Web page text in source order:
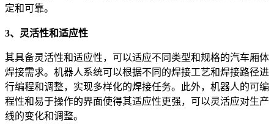
定和可靠。
3、灵活性和适应性
其具备灵活性和适应性，可以适应不同类型和规格的汽车厢体
焊接需求。机器人系统可以根据不同的焊接工艺和焊接路径进
行编程和调整，实现多样化的焊接任务。此外，机器人的可编
程性和易于操作的界面使得其适应性更强，可以灵活应对生产
线的变化和调整。